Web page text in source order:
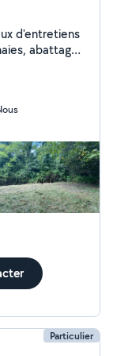
abattage
Particulier